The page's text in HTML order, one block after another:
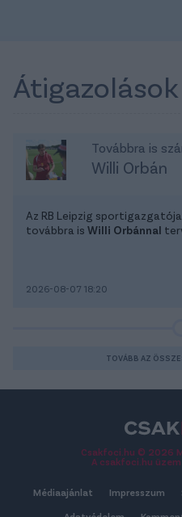
Átigazolások
Továbbra is
Willi Orbán
Az RB Leipzig
továbbra is Willi Orbánnal
2026-08-07 18:20
TOVÁBB AZ
Csakfoci.hu © 2026
A csakfoci.hu
Médiaajánlat Impresszum